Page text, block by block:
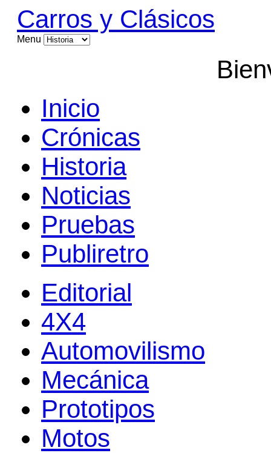
Carros y Clásicos
Menu
Inicio
Crónicas
Historia
Noticias
Pruebas
Publiretro
Editorial
4X4
Automovilismo
Mecánica
Prototipos
Motos